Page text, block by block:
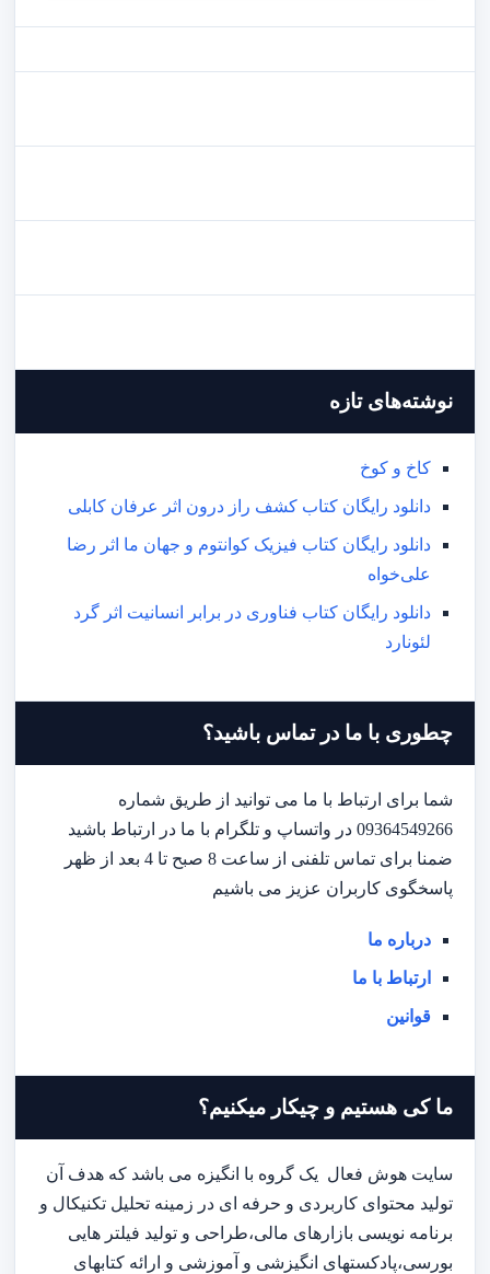
نوشته‌های تازه
کاخ و کوخ
دانلود رایگان کتاب کشف راز درون اثر عرفان کابلی
دانلود رایگان کتاب فیزیک کوانتوم و جهان ما اثر رضا
علی‌خواه
دانلود رایگان کتاب فناوری در برابر انسانیت اثر گرد
لئونارد
چطوری با ما در تماس باشید؟
شما برای ارتباط با ما می توانید از طریق شماره
09364549266 در واتساپ و تلگرام با ما در ارتباط باشید
ضمنا برای تماس تلفنی از ساعت 8 صبح تا 4 بعد از ظهر
پاسخگوی کاربران عزیز می باشیم
درباره ما
ارتباط با ما
قوانین
ما کی هستیم و چیکار میکنیم؟
سایت هوش فعال یک گروه با انگیزه می باشد که هدف آن
تولید محتوای کاربردی و حرفه ای در زمینه تحلیل تکنیکال و
برنامه نویسی بازارهای مالی،طراحی و تولید فیلتر هایی
بورسی،پادکستهای انگیزشی و آموزشی و ارائه کتابهای